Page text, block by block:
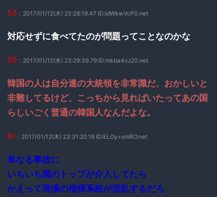
53 ：2017/01/12(木) 23:28:19.47 ID:ldWkwVcP0.net
対応せずに食べてたのが問題ってことなのかな
59 ：2017/01/12(木) 23:29:39.79 ID:mkba4vJ20.net
韓国の人は自分達の大統領を非常識だ、おかしいと
非難してるけど、こっちから見ればいたってあの国
らしいごく普通の韓国人なんだよな。
61 ：2017/01/12(木) 23:31:20.16 ID:ELOy+xmRO.net
単なる事故に
いちいち国のトップが介入してたら
かえって現場の指揮系統が混乱するだろ